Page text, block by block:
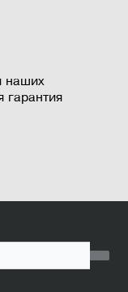
наших
гарантия